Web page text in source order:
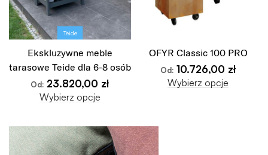
Teide
Ekskluzywne meble
tarasowe Teide dla 6-8 osób
Od: 23.820,00 zł
Wybierz opcje
OFYR Classic 100 PRO
Od: 10.726,00 zł
Wybierz opcje